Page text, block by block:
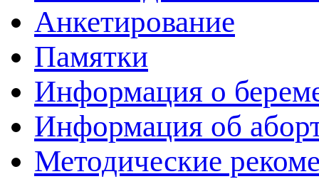
Анкетирование
Памятки
Информация о
Информация об
Методические